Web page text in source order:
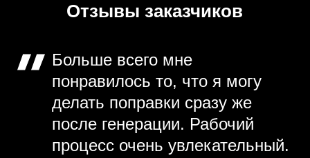
Отзывы заказчиков
Больше всего мне
понравилось то, что я могу
делать поправки сразу же
после генерации. Рабочий
процесс очень увлекательный.